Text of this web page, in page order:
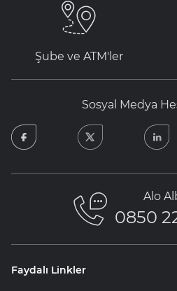
Şube ve ATM'ler
Sosyal Medya
facebook
Alo
0850
Faydalı Linkler